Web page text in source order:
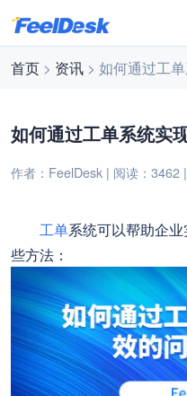
首页 > 资讯 > 如何通过工
如何通过工单系统实
作者：FeelDesk | 阅读：
工单系统可以帮助企
些方法：